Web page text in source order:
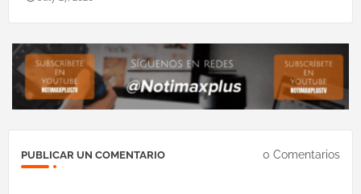
PUBLICAR UN COMENTARIO 0 Comentarios